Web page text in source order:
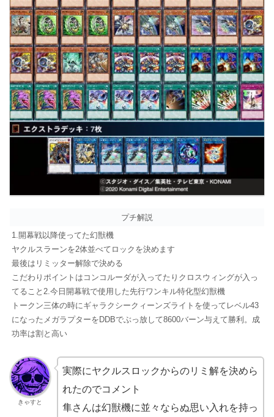
プチ解説
1.開幕戦以降使ってた幻獣機
ヤクルスラーンを2体並べてロックを決めます
最後はリミッター解除で決める
こだわりポイントはコンコルーダが入ってたりクロスウィングが入っ
てること2.今日開幕戦で使用した先行ワンキル特化型幻獣機
トークン三体の時にギャラクシークィーンズライトを使ってレベル43
になったメガラプターをDDBでぶっ放して8600バーン与えて勝利。成
功率は割と高い
きゃすと
実際にヤクルスロックからのリミ解を決めら
れたのでコメント
隼さんは幻獣機に並々ならぬ思い入れを持っ